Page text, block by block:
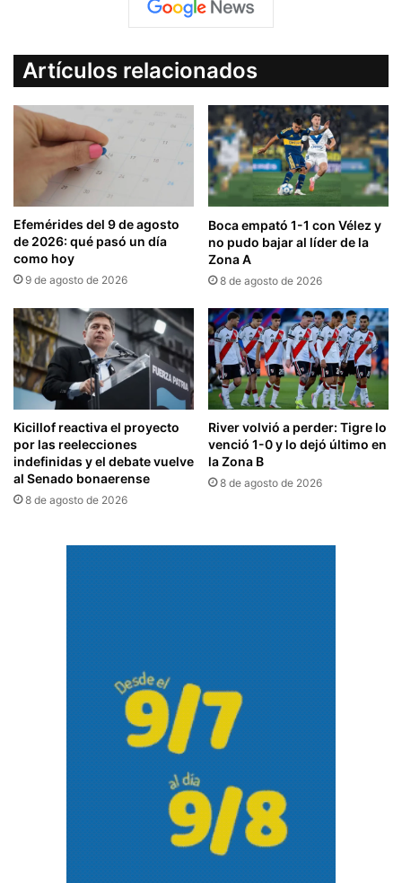
Artículos relacionados
Efemérides del 9 de agosto
de 2026: qué pasó un día
como hoy
9 de agosto de 2026
Boca empató 1-1 con Vélez y
no pudo bajar al líder de la
Zona A
8 de agosto de 2026
Kicillof reactiva el proyecto
por las reelecciones
indefinidas y el debate vuelve
al Senado bonaerense
8 de agosto de 2026
River volvió a perder: Tigre lo
venció 1-0 y lo dejó último en
la Zona B
8 de agosto de 2026